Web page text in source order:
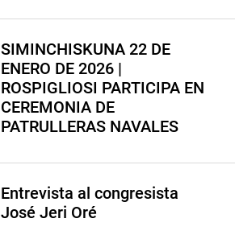
SIMINCHISKUNA 22 DE
ENERO DE 2026 |
ROSPIGLIOSI PARTICIPA EN
CEREMONIA DE
PATRULLERAS NAVALES
Entrevista al congresista
José Jeri Oré